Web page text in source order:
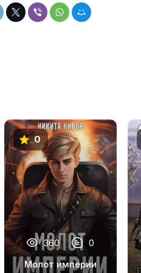
0
360 0
Молот империи